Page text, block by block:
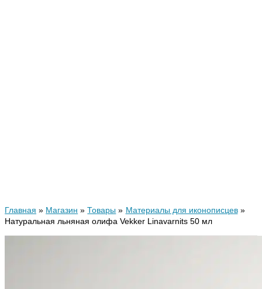
Главная Магазин Товары
Материалы для иконописцев
Натуральная льняная олифа Vekker Linavarnits 50 мл